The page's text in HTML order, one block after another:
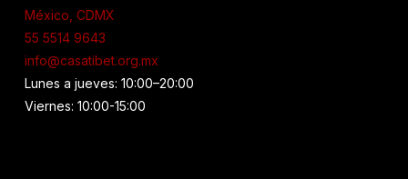
México, CDMX
55 5514 9643
info@casatibet.org.mx
Lunes a jueves: 10:00–20:00
Viernes: 10:00-15:00